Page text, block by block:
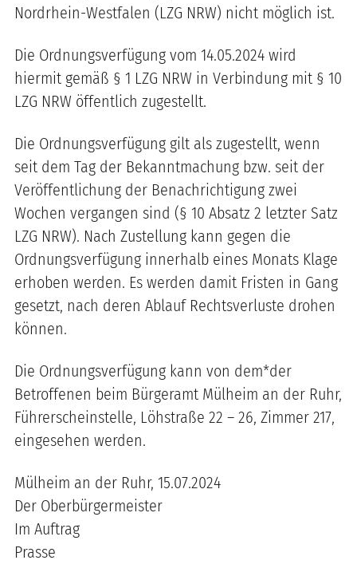
Nordrhein-Westfalen (LZG NRW) nicht möglich ist.
Die Ordnungsverfügung vom 14.05.2024 wird
hiermit gemäß § 1 LZG NRW in Verbindung mit § 10
LZG NRW öffentlich zugestellt.
Die Ordnungsverfügung gilt als zugestellt, wenn
seit dem Tag der Bekanntmachung bzw. seit der
Veröffentlichung der Benachrichtigung zwei
Wochen vergangen sind (§ 10 Absatz 2 letzter Satz
LZG NRW). Nach Zustellung kann gegen die
Ordnungsverfügung innerhalb eines Monats Klage
erhoben werden. Es werden damit Fristen in Gang
gesetzt, nach deren Ablauf Rechtsverluste drohen
können.
Die Ordnungsverfügung kann von dem*der
Betroffenen beim Bürgeramt Mülheim an der Ruhr,
Führerscheinstelle, Löhstraße 22 – 26, Zimmer 217,
eingesehen werden.
Mülheim an der Ruhr, 15.07.2024
Der Oberbürgermeister
Im Auftrag
Prasse